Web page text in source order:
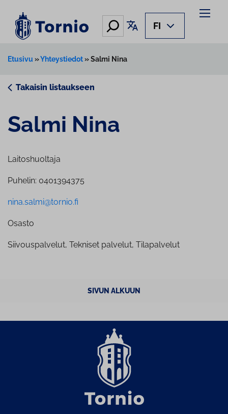
sisältöön
Hae Käännä sivu
FI
Etusivu »Yhteystiedot»Salmi Nina
Takaisin listaukseen
Salmi Nina
Laitoshuoltaja
Puhelin: 0401394375
nina.salmi@tornio.fi
Osasto
Siivouspalvelut, Tekniset palvelut, Tilapalvelut
SIVUN ALKUUN